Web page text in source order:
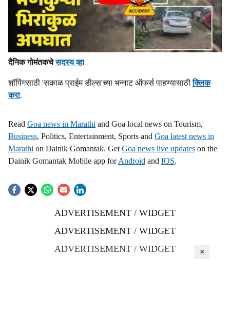
दैनिक गोमंतकचेसदस्य व्हा
शॉपिंगसाठी 'सकाळ प्राईम डील्स'च्या भन्नाट ऑफर्स पाहण्यासाठीक्लिक
करा.
Read Goa news in Marathi and Goa local news on Tourism,
Business, Politics, Entertainment, Sports and Goa latest news in
Marathi on Dainik Gomantak. Get Goa news live updates on the
Dainik Gomantak Mobile app forAndroid and IOS.
ADVERTISEMENT / WIDGET
ADVERTISEMENT / WIDGET
ADVERTISEMENT / WIDGET
×